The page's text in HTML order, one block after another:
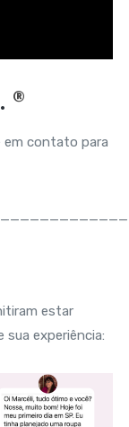
®
em contato para
estar
sua experiência: